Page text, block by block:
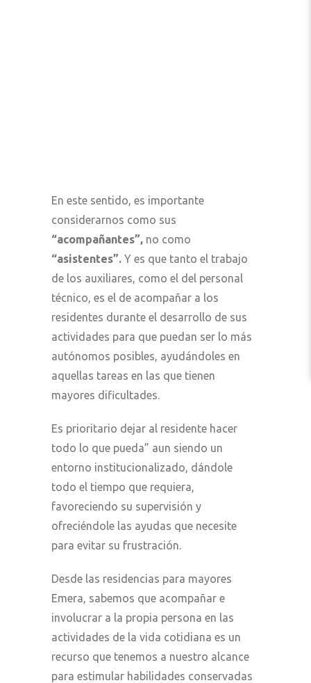
En este sentido, es importante
considerarnos como sus
“acompañantes”, no como
“asistentes”. Y es que tanto el trabajo
de los auxiliares, como el del personal
técnico, es el de acompañar a los
residentes durante el desarrollo de sus
actividades para que puedan ser lo más
autónomos posibles, ayudándoles en
aquellas tareas en las que tienen
mayores dificultades.
Es prioritario dejar al residente hacer
todo lo que pueda” aun siendo un
entorno institucionalizado, dándole
todo el tiempo que requiera,
favoreciendo su supervisión y
ofreciéndole las ayudas que necesite
para evitar su frustración.
Desde las residencias para mayores
Emera, sabemos que acompañar e
involucrar a la propia persona en las
actividades de la vida cotidiana es un
recurso que tenemos a nuestro alcance
para estimular habilidades conservadas